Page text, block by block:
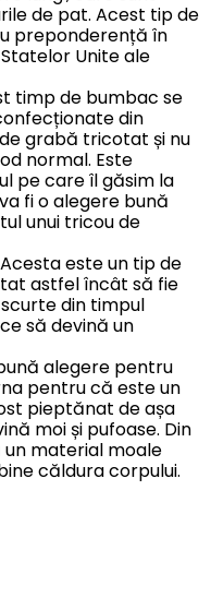
de pat. Acest tip de
preponderență în
Unite ale
timp de bumbac se
din
grabă tricotat și nu
normal. Este
pe care îl găsim la
fi o alegere bună
unui tricou de
este un tip de
astfel încât să fie
din timpul
să devină un
alegere pentru
pentru că este un
pieptănat de așa
moi și pufoase. Din
material moale
căldura corpului.